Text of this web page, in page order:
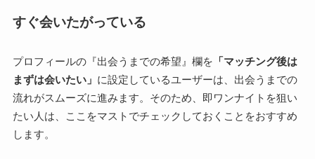
すぐ会いたがっている
プロフィールの『出会うまでの希望』欄を 「マッチング後は
まずは会いたい」 に設定しているユーザーは、出会うまでの
流れがスムーズに進みます。そのため、即ワンナイトを狙い
たい人は、ここをマストでチェックしておくことをおすすめ
します。